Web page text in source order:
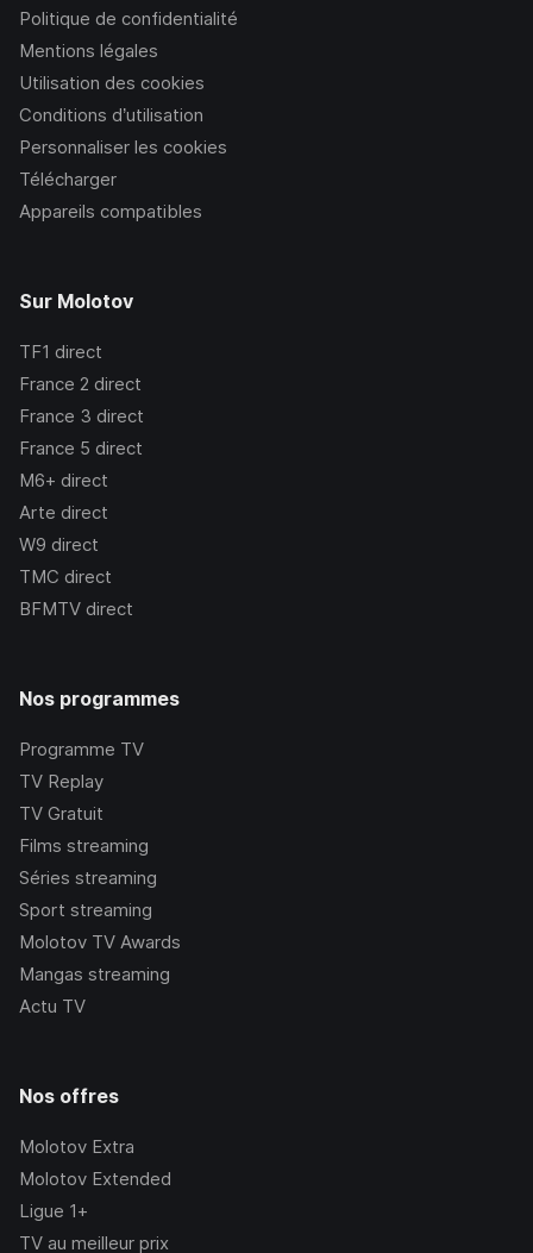
Politique de confidentialité
Mentions légales
Utilisation des cookies
Conditions d’utilisation
Personnaliser les cookies
Télécharger
Appareils compatibles
Sur Molotov
TF1 direct
France 2 direct
France 3 direct
France 5 direct
M6+ direct
Arte direct
W9 direct
TMC direct
BFMTV direct
Nos programmes
Programme TV
TV Replay
TV Gratuit
Films streaming
Séries streaming
Sport streaming
Molotov TV Awards
Mangas streaming
Actu TV
Nos offres
Molotov Extra
Molotov Extended
Ligue 1+
TV au meilleur prix